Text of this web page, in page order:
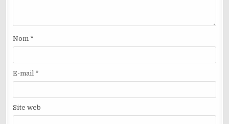
Nom *
E-mail *
Site web